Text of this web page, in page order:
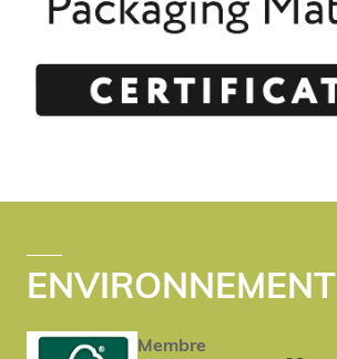
ENVIRONNEMENT
Membre